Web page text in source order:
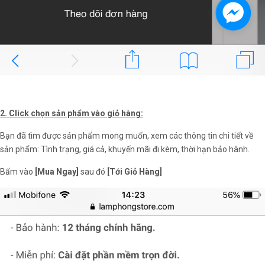
2. Click chọn sản phẩm vào giỏ hàng:
Bạn đã tìm được sản phẩm mong muốn, xem các thông tin chi tiết về
sản phẩm: Tình trạng, giá cả, khuyến mãi đi kèm, thời hạn bảo hành.
Bấm vào [Mua Ngay] sau đó [Tới Giỏ Hàng]